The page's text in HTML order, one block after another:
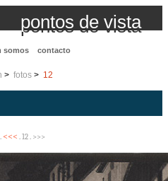
pontos de vista
somos contacto
fotos 12
<<< . 12 . >>>